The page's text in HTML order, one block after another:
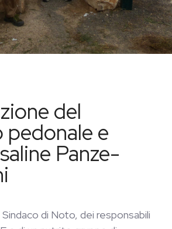
del
pedonale e
Panze-
di Noto, dei responsabili